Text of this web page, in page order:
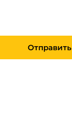
Отправить